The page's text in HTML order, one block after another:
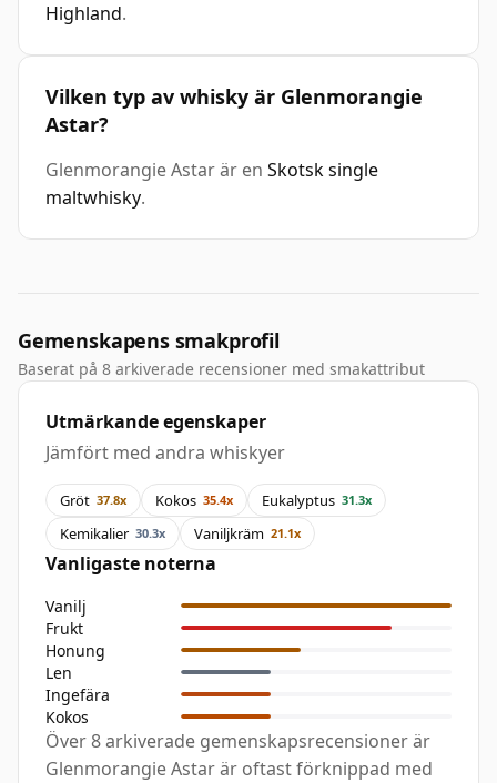
Highland.
Vilken typ av whisky är Glenmorangie
Astar?
Glenmorangie Astar är en Skotsk single
maltwhisky.
Gemenskapens smakprofil
Baserat på 8 arkiverade recensioner med smakattribut
Utmärkande egenskaper
Jämfört med andra whiskyer
Gröt 37.8x Kokos 35.4x Eukalyptus 31.3x
Kemikalier 30.3x Vaniljkräm 21.1x
Vanligaste noterna
Vanilj
Frukt
Honung
Len
Ingefära
Kokos
Över 8 arkiverade gemenskapsrecensioner är
Glenmorangie Astar är oftast förknippad med